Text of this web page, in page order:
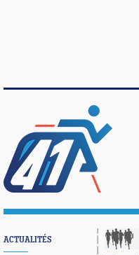
ACTUALITÉS